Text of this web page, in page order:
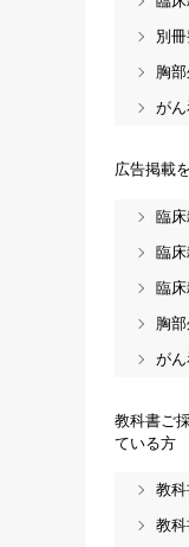
別
胸
が
広告掲載
臨
臨
臨
胸
が
教科書ご
ている方
教
教